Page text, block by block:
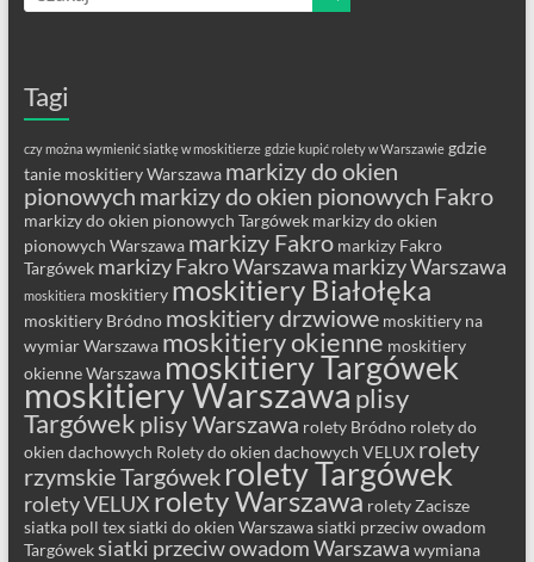
Tagi
czy można wymienić siatkę w moskitierze gdzie kupić rolety w Warszawie gdzie
tanie moskitiery Warszawa markizy do okien
pionowych markizy do okien pionowych Fakro
markizy do okien pionowych Targówek markizy do okien
pionowych Warszawa markizy Fakro markizy Fakro
Targówek markizy Fakro Warszawa markizy Warszawa
moskitiera moskitiery moskitiery Białołęka
moskitiery Bródno moskitiery drzwiowe moskitiery na
wymiar Warszawa moskitiery okienne moskitiery
okienne Warszawa moskitiery Targówek
moskitiery Warszawa plisy
Targówek plisy Warszawa rolety Bródno rolety do
okien dachowych Rolety do okien dachowych VELUX rolety
rzymskie Targówek rolety Targówek
rolety VELUX rolety Warszawa rolety Zacisze
siatka poll texsiatki do okien Warszawasiatki przeciw owadom
Targóweksiatki przeciw owadom Warszawa wymiana